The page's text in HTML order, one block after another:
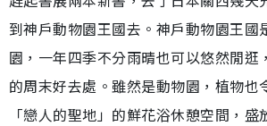
到神戶動物園王國去。神戶動物園王國
園，一年四季不分雨晴也可以悠然閒逛
的周末好去處。雖然是動物園，植物也
「戀人的聖地」的鮮花浴休憩空間，